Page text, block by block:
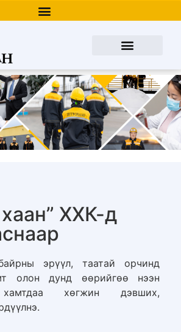
ХХК-д
эрүүл, таатай орчинд
олон дунд өөрийгөө нээн
хамтдаа хөгжин дэвших,